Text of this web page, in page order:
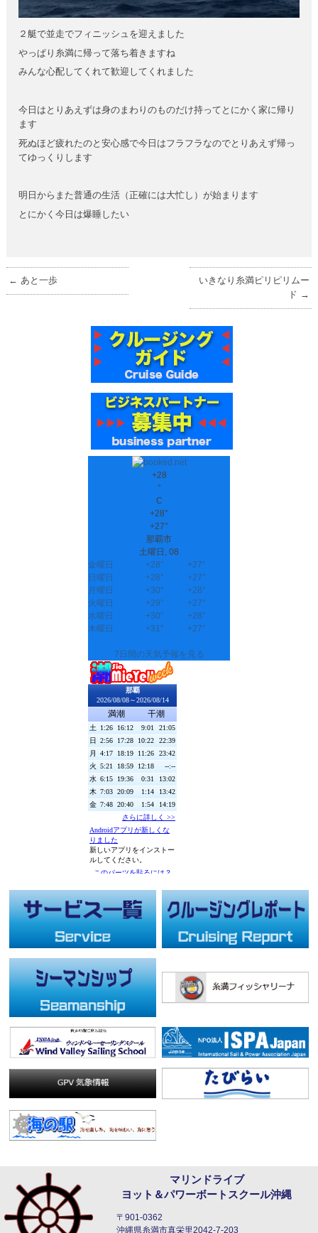
２艇で並走でフィニッシュを迎えました
やっぱり糸満に帰って落ち着きますね
みんな心配してくれて歓迎してくれました
今日はとりあえずは身のまわりのものだけ持ってとにかく家に帰り
ます
死ぬほど疲れたのと安心感で今日はフラフラなのでとりあえず帰っ
てゆっくりします
明日からまた普通の生活（正確には大忙し）が始まります
とにかく今日は爆睡したい
← あと一歩
いきなり糸満ピリピリムー
ド →
+28
°
C
+28°
+27°
那覇市
土曜日, 08
金曜日
+28° +27°
日曜日
+28° +27°
月曜日
+30° +28°
火曜日
+29° +27°
水曜日
+30° +28°
木曜日
+31° +27°
7日間の天気予報を見る
マリンドライブ
ヨット＆パワーボートスクール沖縄
〒901-0362
沖縄県糸満市真栄里2042-7-203